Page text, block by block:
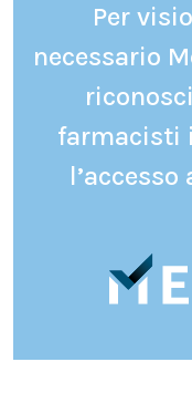
Per
necessario
farmacisti